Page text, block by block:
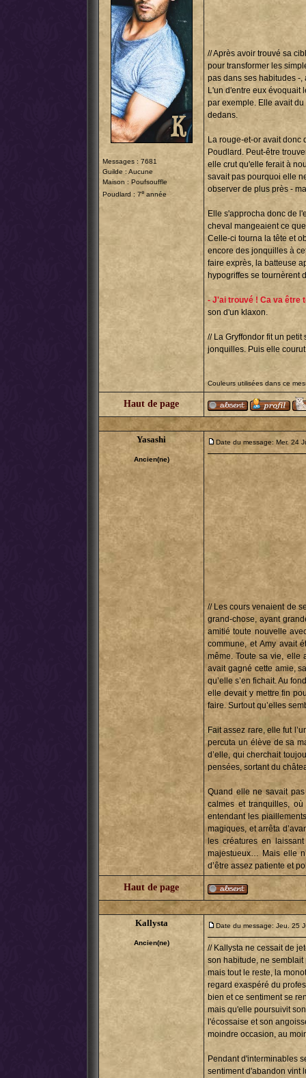
Messages : 7681
Guilde : Aucune
Maison : Poufsouffle
Poudlard : 7e année
// Après avoir trouvé sa
pour transformer les
pas dans ses habitudes -
L'un d'entre eux évoquait
par exemple. Elle avait
dedans.
La rouge-et-or avait donc
Poudlard. Peut-être
elle crut qu'elle ferait à
savait pas pourquoi elle
observer de plus près -
Elle s'approcha donc de
cheval mangeaient ce
Celle-ci tourna la tête et
encore des jonquilles à
faire exprès, la batteuse
hypogriffes se tournèrent
- J'ai trouvé ! Ca va être
son d'un klaxon.
// La Gryffondor fit un
jonquilles. Puis elle
Couleurs utilisées dans ce
Haut de page
Yasashi
Ancien(ne)
Date du message: Mer. 24
// Les cours venaient de
grand-chose, ayant
amitié toute nouvelle
commune, et Amy avait
même. Toute sa vie, elle
avait gagné cette amie,
qu’elle s’en fichait. Au
elle devait y mettre fin
faire. Surtout qu’elles
Fait assez rare, elle fut
percuta un élève de sa
d’elle, qui cherchait
pensées, sortant du
Quand elle ne savait
calmes et tranquilles,
entendant les
magiques, et arrêta
les créatures en
majestueux… Mais elle
d’être assez patiente et
Haut de page
Kallysta
Ancien(ne)
Date du message: Jeu. 25
// Kallysta ne cessait de
son habitude, ne
mais tout le reste, la
regard exaspéré du
bien et ce sentiment se
mais qu'elle poursuivit
l'écossaise et son
moindre occasion, au
Pendant d'interminables
sentiment d'abandon vint